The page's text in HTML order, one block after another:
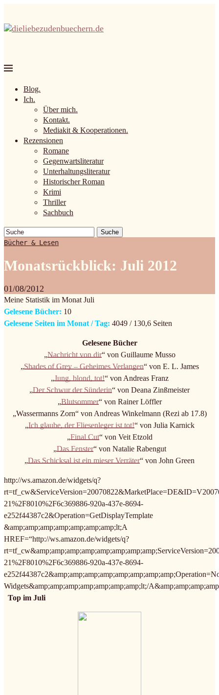
Blog.
Ich.
Über mich.
Kontakt.
Mediakit & Kooperationen.
Rezensionen
Romane
Gegenwartsliteratur
Unterhaltungsliteratur
Historischer Roman
Krimi
Thriller
Sachbuch
Suche
Bücher & Lesen
Monatsrückblick: Juli 2012
01/08/2012
Meine Statistik im Monat Juli
Gelesene Bücher: 10
Gelesene Seiten im Monat / Tag: 4049 / 130,6 Seiten
Gelesene Bücher
„Nachricht von dir“ von Guillaume Musso
„Shades of Grey – Geheimes Verlangen“ von E. L. James
„Jung, blond, tot!“ von Andreas Franz
„Der Schwur der Sünderin“ von Deana Zinßmeister
„Blutsommer“ von Rainer Löffler
„Wassermanns Zorn“ von Andreas Winkelmann (Rezi ab 17.8)
„Ich glaube, der Fliesenleger ist tot!“ von Julia Karnick
„Final Cut“ von Veit Etzold
„Das Fenster“ von Natalie Rabengut
„Das Schicksal ist ein mieser Verräter“ von John Green
http://ws.amazon.de/widgets/q?
21%2F8010%2F6c369886-920a-437e-8694-
e252f44387c2&Operation=GetDisplayTemplate
&amp;amp;amp;amp;amp;amp;amp;lt;A
HREF=“http://ws.amazon.de/widgets/q?
21%2F8010%2F6c369886-920a-437e-8694-
Widgets&amp;amp;amp;amp;amp;amp;amp;lt;/
Top im Juli